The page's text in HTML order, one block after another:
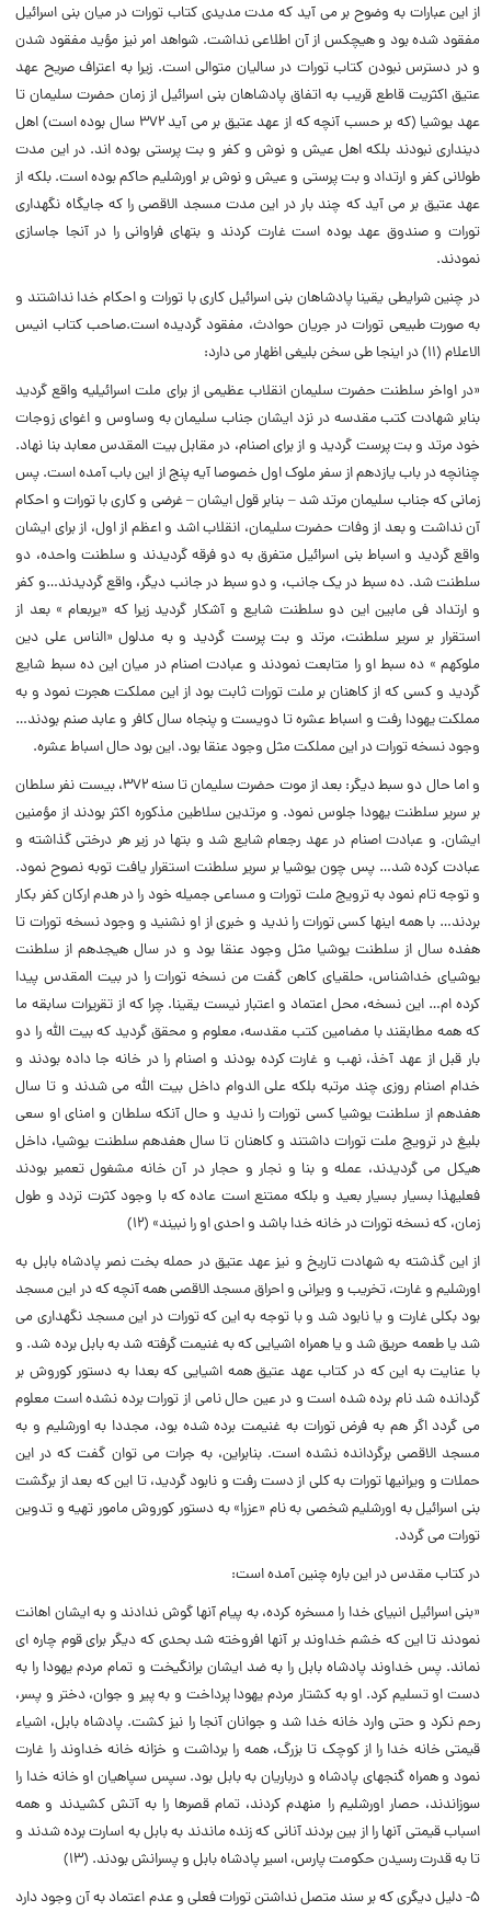
از این عبارات به وضوح بر مى آید که مدت مدیدى کتاب تورات در میان بنى اسرائیل
مفقود شده بود و هیچکس از آن اطلاعى نداشت. شواهد امر نیز مؤید مفقود شدن
و در دسترس نبودن کتاب تورات در سالیان متوالى است. زیرا به اعتراف صریح عهد
عتیق اکثریت قاطع قریب به اتفاق پادشاهان بنى اسرائیل از زمان حضرت سلیمان تا
عهد یوشیا (که بر حسب آنچه که از عهد عتیق بر مى آید ۳۷۲ سال بوده است) اهل
دیندارى نبودند بلکه اهل عیش و نوش و کفر و بت پرستى بوده اند. در این مدت
طولانى کفر و ارتداد و بت پرستى و عیش و نوش بر اورشلیم حاکم بوده است. بلکه از
عهد عتیق بر مى آید که چند بار در این مدت مسجد الاقصى را که جایگاه نگهدارى
تورات و صندوق عهد بوده است غارت کردند و بتهاى فراوانى را در آنجا جاسازى
نمودند.
در چنین شرایطى یقینا پادشاهان بنى اسرائیل کارى با تورات و احکام خدا نداشتند و
به صورت طبیعى تورات در جریان حوادث، مفقود گردیده است.صاحب کتاب انیس
الاعلام (۱۱) در اینجا طى سخن بلیغى اظهار مى دارد:
«در اواخر سلطنت حضرت سلیمان انقلاب عظیمى از براى ملت اسرائیلیه واقع گردید
بنابر شهادت کتب مقدسه در نزد ایشان جناب سلیمان به وساوس و اغواى زوجات
خود مرتد و بت پرست گردید و از براى اصنام، در مقابل بیت المقدس معابد بنا نهاد.
چنانچه در باب یازدهم از سفر ملوک اول خصوصا آیه پنج از این باب آمده است. پس
زمانى که جناب سلیمان مرتد شد – بنابر قول ایشان – غرضى و کارى با تورات و احکام
آن نداشت و بعد از وفات حضرت سلیمان، انقلاب اشد و اعظم از اول، از براى ایشان
واقع گردید و اسباط بنى اسرائیل متفرق به دو فرقه گردیدند و سلطنت واحده، دو
سلطنت شد. ده سبط در یک جانب، و دو سبط در جانب دیگر، واقع گردیدند…و کفر
و ارتداد فى مابین این دو سلطنت شایع و آشکار گردید زیرا که «یربعام » بعد از
استقرار بر سریر سلطنت، مرتد و بت پرست گردید و به مدلول «الناس على دین
ملوکهم » ده سبط او را متابعت نمودند و عبادت اصنام در میان این ده سبط شایع
گردید و کسى که از کاهنان بر ملت تورات ثابت بود از این مملکت هجرت نمود و به
مملکت یهودا رفت و اسباط عشره تا دویست و پنجاه سال کافر و عابد صنم بودند…
وجود نسخه تورات در این مملکت مثل وجود عنقا بود. این بود حال اسباط عشره.
و اما حال دو سبط دیگر: بعد از موت حضرت سلیمان تا سنه ۳۷۲، بیست نفر سلطان
بر سریر سلطنت یهودا جلوس نمود. و مرتدین سلاطین مذکوره اکثر بودند از مؤمنین
ایشان. و عبادت اصنام در عهد رجعام شایع شد و بتها در زیر هر درختى گذاشته و
عبادت کرده شد… پس چون یوشیا بر سریر سلطنت استقرار یافت توبه نصوح نمود.
و توجه تام نمود به ترویج ملت تورات و مساعى جمیله خود را در هدم ارکان کفر بکار
بردند… با همه اینها کسى تورات را ندید و خبرى از او نشنید و وجود نسخه تورات تا
هفده سال از سلطنت یوشیا مثل وجود عنقا بود و در سال هیجدهم از سلطنت
یوشیاى خداشناس، حلقیاى کاهن گفت من نسخه تورات را در بیت المقدس پیدا
کرده ام… این نسخه، محل اعتماد و اعتبار نیست یقینا. چرا که از تقریرات سابقه ما
که همه مطابقند با مضامین کتب مقدسه، معلوم و محقق گردید که بیت الله را دو
بار قبل از عهد آخذ، نهب و غارت کرده بودند و اصنام را در خانه جا داده بودند و
خدام اصنام روزى چند مرتبه بلکه على الدوام داخل بیت الله مى شدند و تا سال
هفدهم از سلطنت یوشیا کسى تورات را ندید و حال آنکه سلطان و امناى او سعى
بلیغ در ترویج ملت تورات داشتند و کاهنان تا سال هفدهم سلطنت یوشیا، داخل
هیکل مى گردیدند، عمله و بنا و نجار و حجار در آن خانه مشغول تعمیر بودند
فعلیهذا بسیار بسیار بعید و بلکه ممتنع است عاده که با وجود کثرت تردد و طول
زمان، که نسخه تورات در خانه خدا باشد و احدى او را نبیند» (۱۲)
از این گذشته به شهادت تاریخ و نیز عهد عتیق در حمله بخت نصر پادشاه بابل به
اورشلیم و غارت، تخریب و ویرانى و احراق مسجد الاقصى همه آنچه که در این مسجد
بود بکلى غارت و یا نابود شد و با توجه به این که تورات در این مسجد نگهدارى مى
شد یا طعمه حریق شد و یا همراه اشیایى که به غنیمت گرفته شد به بابل برده شد. و
با عنایت به این که در کتاب عهد عتیق همه اشیایى که بعدا به دستور کوروش بر
گردانده شد نام برده شده است و در عین حال نامى از تورات برده نشده است معلوم
مى گردد اگر هم به فرض تورات به غنیمت برده شده بود، مجددا به اورشلیم و به
مسجد الاقصى برگردانده نشده است. بنابراین، به جرات مى توان گفت که در این
حملات و ویرانیها تورات به کلى از دست رفت و نابود گردید، تا این که بعد از برگشت
بنى اسرائیل به اورشلیم شخصى به نام «عزرا» به دستور کوروش مامور تهیه و تدوین
تورات مى گردد.
در کتاب مقدس در این باره چنین آمده است:
«بنى اسرائیل انبیاى خدا را مسخره کرده، به پیام آنها گوش ندادند و به ایشان اهانت
نمودند تا این که خشم خداوند بر آنها افروخته شد بحدى که دیگر براى قوم چاره اى
نماند. پس خداوند پادشاه بابل را به ضد ایشان برانگیخت و تمام مردم یهودا را به
دست او تسلیم کرد. او به کشتار مردم یهودا پرداخت و به پیر و جوان، دختر و پسر،
رحم نکرد و حتى وارد خانه خدا شد و جوانان آنجا را نیز کشت. پادشاه بابل، اشیاء
قیمتى خانه خدا را از کوچک تا بزرگ، همه را برداشت و خزانه خانه خداوند را غارت
نمود و همراه گنجهاى پادشاه و درباریان به بابل بود. سپس سپاهیان او خانه خدا را
سوزاندند، حصار اورشلیم را منهدم کردند، تمام قصرها را به آتش کشیدند و همه
اسباب قیمتى آنها را از بین بردند آنانى که زنده ماندند به بابل به اسارت برده شدند و
تا به قدرت رسیدن حکومت پارس، اسیر پادشاه بابل و پسرانش بودند. (۱۳)
۵- دلیل دیگرى که بر سند متصل نداشتن تورات فعلى و عدم اعتماد به آن وجود دارد